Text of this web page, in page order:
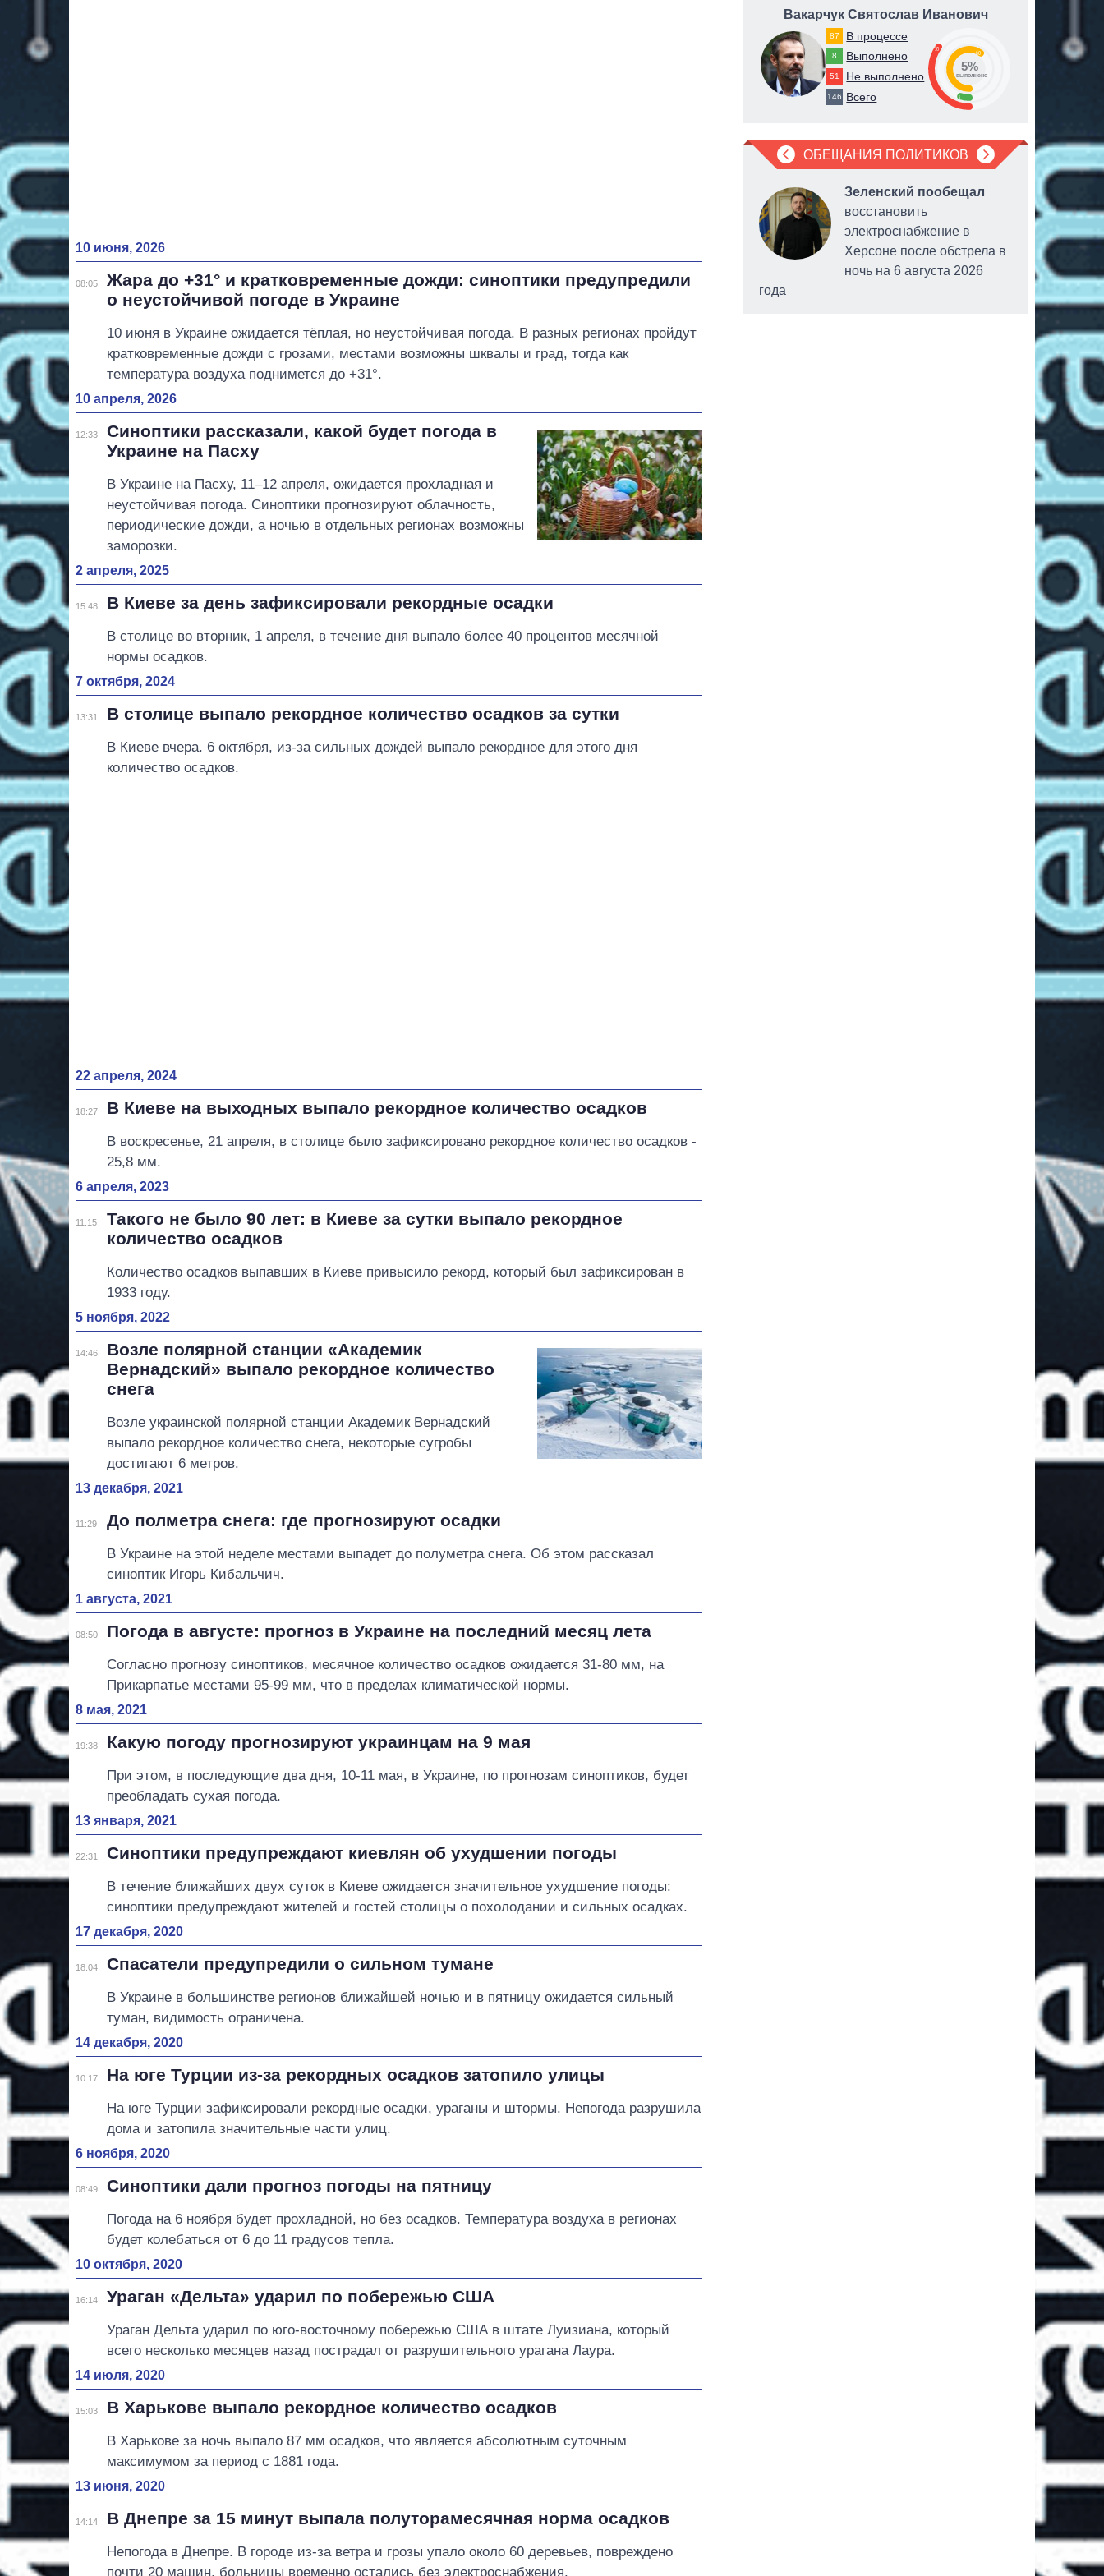
10 июня, 2026
08:05
Жара до +31° и кратковременные дожди: синоптики предупредили
о неустойчивой погоде в Украине
10 июня в Украине ожидается тёплая, но неустойчивая погода. В разных регионах пройдут
кратковременные дожди с грозами, местами возможны шквалы и град, тогда как
температура воздуха поднимется до +31°.
10 апреля, 2026
12:33
Синоптики рассказали, какой будет погода в
Украине на Пасху
В Украине на Пасху, 11–12 апреля, ожидается прохладная и
неустойчивая погода. Синоптики прогнозируют облачность,
периодические дожди, а ночью в отдельных регионах возможны
заморозки.
2 апреля, 2025
15:48 В Киеве за день зафиксировали рекордные осадки
В столице во вторник, 1 апреля, в течение дня выпало более 40 процентов месячной
нормы осадков.
7 октября, 2024
13:31 В столице выпало рекордное количество осадков за сутки
В Киеве вчера. 6 октября, из-за сильных дождей выпало рекордное для этого дня
количество осадков.
22 апреля, 2024
18:27 В Киеве на выходных выпало рекордное количество осадков
В воскресенье, 21 апреля, в столице было зафиксировано рекордное количество осадков -
25,8 мм.
6 апреля, 2023
11:15
Такого не было 90 лет: в Киеве за сутки выпало рекордное
количество осадков
Количество осадков выпавших в Киеве привысило рекорд, который был зафиксирован в
1933 году.
5 ноября, 2022
14:46
Возле полярной станции «Академик
Вернадский» выпало рекордное количество
снега
Возле украинской полярной станции Академик Вернадский
выпало рекордное количество снега, некоторые сугробы
достигают 6 метров.
13 декабря, 2021
11:29 До полметра снега: где прогнозируют осадки
В Украине на этой неделе местами выпадет до полуметра снега. Об этом рассказал
синоптик Игорь Кибальчич.
1 августа, 2021
08:50 Погода в августе: прогноз в Украине на последний месяц лета
Согласно прогнозу синоптиков, месячное количество осадков ожидается 31-80 мм, на
Прикарпатье местами 95-99 мм, что в пределах климатической нормы.
8 мая, 2021
19:38 Какую погоду прогнозируют украинцам на 9 мая
При этом, в последующие два дня, 10-11 мая, в Украине, по прогнозам синоптиков, будет
преобладать сухая погода.
13 января, 2021
22:31 Синоптики предупреждают киевлян об ухудшении погоды
В течение ближайших двух суток в Киеве ожидается значительное ухудшение погоды:
синоптики предупреждают жителей и гостей столицы о похолодании и сильных осадках.
17 декабря, 2020
18:04 Спасатели предупредили о сильном тумане
В Украине в большинстве регионов ближайшей ночью и в пятницу ожидается сильный
туман, видимость ограничена.
14 декабря, 2020
10:17 На юге Турции из-за рекордных осадков затопило улицы
На юге Турции зафиксировали рекордные осадки, ураганы и штормы. Непогода разрушила
дома и затопила значительные части улиц.
6 ноября, 2020
08:49 Синоптики дали прогноз погоды на пятницу
Погода на 6 ноября будет прохладной, но без осадков. Температура воздуха в регионах
будет колебаться от 6 до 11 градусов тепла.
10 октября, 2020
16:14 Ураган «Дельта» ударил по побережью США
Ураган Дельта ударил по юго-восточному побережью США в штате Луизиана, который
всего несколько месяцев назад пострадал от разрушительного урагана Лаура.
14 июля, 2020
15:03 В Харькове выпало рекордное количество осадков
В Харькове за ночь выпало 87 мм осадков, что является абсолютным суточным
максимумом за период с 1881 года.
13 июня, 2020
14:14 В Днепре за 15 минут выпала полуторамесячная норма осадков
Непогода в Днепре. В городе из-за ветра и грозы упало около 60 деревьев, повреждено
почти 20 машин, больницы временно остались без электроснабжения.
Вакарчук Святослав Иванович
87 В процессе
8 Выполнено
51 Не выполнено
146 Всего
35
5
60
5%
выполнено
ОБЕЩАНИЯ ПОЛИТИКОВ
головы
Зеленский пообещал
восстановить
электроснабжение в
Херсоне после обстрела в
ночь на 6 августа 2026
года